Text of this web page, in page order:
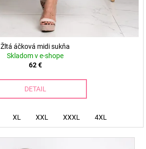
Žltá áčková midi sukňa
Skladom v e-shope
62 €
DETAIL
XL XXL XXXL 4XL